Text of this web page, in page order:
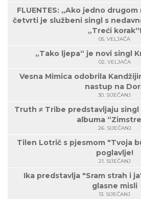
FLUENTES: „Ako jedno
četvrti je službeni singl s
„Treći korak“!
05. VELJAČA
„Tako ljepa“ je novi singl
02. VELJAČA
Vesna Mimica odobrila
nastup na
30. SIJEČANJ
Truth ≠ Tribe predstavljaju singl
albuma
26. SIJEČANJ
Tilen Lotrič s pjesmom "Tvoja
poglavlje!
21. SIJEČANJ
Ika predstavlja "Sram strah i
glasne misli
13. SIJEČANJ